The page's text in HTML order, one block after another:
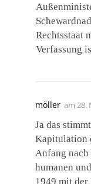
Rechtsstaat
Verfassung
möller am 28.
Ja das
Kapitulation
Anfang nach
humanen
1949 mit der